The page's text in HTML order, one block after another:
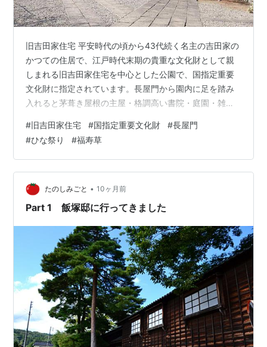
旧吉田家住宅 平安時代の頃から43代続く名主の吉田家の
かつての住居で、江戸時代末期の貴重な文化財として親
しまれる旧吉田家住宅を中心とした公園で、国指定重要
文化財に指定されています。長屋門から園内に足を踏み
入れると茅葺き屋根の主屋・格調高い書院・庭園・雑木
旧吉田家住宅歴史公園の入口 「長屋門」建築年代：天保
２年（１８３１）国指定重要文化財 長屋門と欅(ケヤキ)
樹齢約200年 長屋門と井戸(明治２７年の銅版画を参考に
井戸屋形を復原) 梅の花がきれいでした。 福寿草 向蔵 土
蔵作りの２階建て 天保４年（１８３３）国指定重要文化
財 主屋 嘉永７年（１…
#旧吉田家住宅 #国指定重要文化財 #長屋門
#ひな祭り #福寿草
たのしみごと • 10ヶ月前
Part 1 飯塚邸に行ってきました